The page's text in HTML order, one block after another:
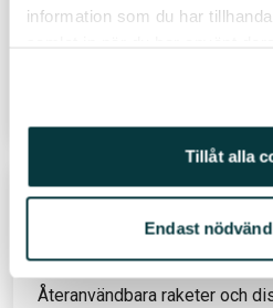
information som du har
Tillåt alla
Endast
Av Elin Benjaminsson
Återanvändbara
energisystem och
teknikskifte
Återanvändbara raketer och